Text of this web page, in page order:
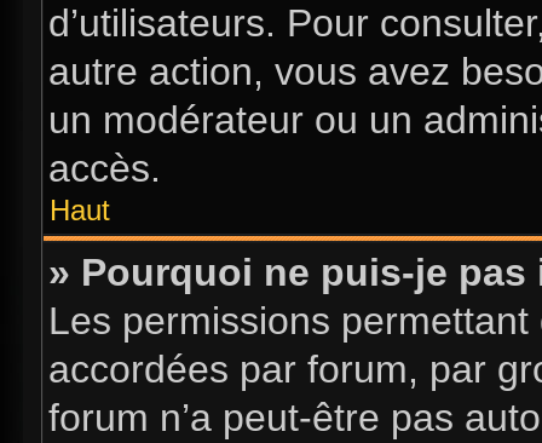
d’utilisateurs. Pour
autre action, vous avez
un modérateur ou un
accès.
Haut
» Pourquoi ne puis-je
Les permissions
accordées par forum, par
forum n’a peut-être pas